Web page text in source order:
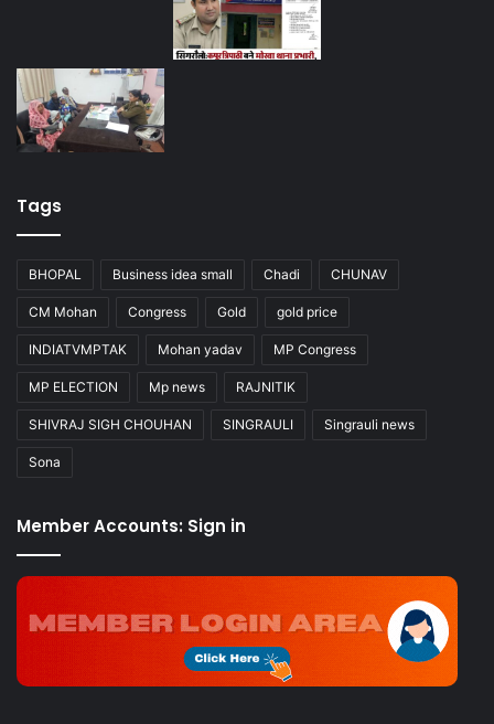
Tags
BHOPAL Business idea small Chadi CHUNAV
CM Mohan Congress Gold gold price
INDIATVMPTAK Mohan yadav MP Congress
MP ELECTION Mp news RAJNITIK
SHIVRAJ SIGH CHOUHAN SINGRAULI Singrauli news
Sona
Member Accounts: Sign in